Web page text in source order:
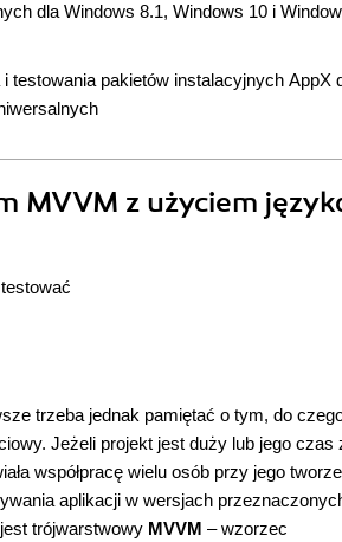
dla Windows 8.1, Windows 10 i
i testowania pakietów instalacyjnych AppX
MVVM z użyciem
trzeba jednak pamiętać o tym, do
Jeżeli projekt jest duży lub jego czas
współpracę wielu osób przy jego
aplikacji w wersjach
trójwarstwowy MVVM – wzorzec